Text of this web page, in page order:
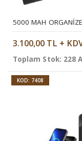
3.100,00 TL +
Toplam Stok: 228
KOD: 7408